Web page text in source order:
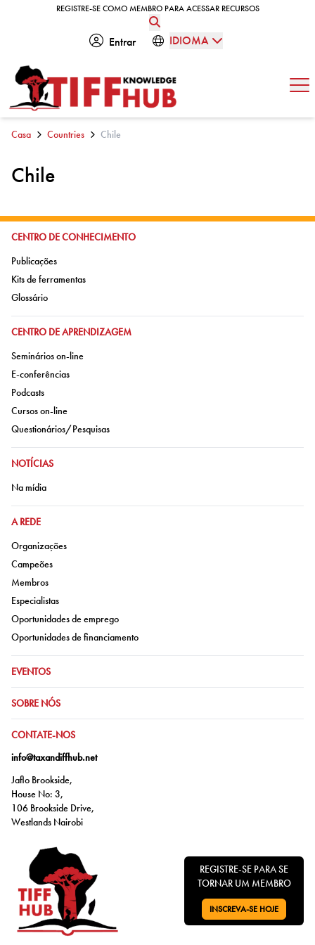
Skip to contentREGISTRE-SE COMO MEMBRO PARA ACESSAR RECURSOS
REGISTRE-SE COMO MEMBRO PARA ACESSAR RECURSOS
Entrar IDIOMA
Casa Countries Chile
Chile
IR PARA:
CENTRO DE CONHECIMENTO
Ir para:
Publicações
Ir para:
Kits de ferramentas
Ir para:
Glossário
IR PARA:
CENTRO DE APRENDIZAGEM
Ir para:
Seminários on-line
Ir para:
E-conferências
Ir para:
Podcasts
Ir para:
Cursos on-line
Ir para:
Questionários/Pesquisas
IR PARA:
NOTÍCIAS
Ir para:
Na mídia
IR PARA:
A REDE
Ir para:
Organizações
Ir para:
Campeões
Ir para:
Membros
Ir para:
Especialistas
Ir para:
Oportunidades de emprego
Ir para:
Oportunidades de financiamento
IR PARA:
EVENTOS
IR PARA:
SOBRE NÓS
IR PARA:
CONTATE-NOS
info@taxandiffhub.net
Jaflo Brookside,
House No: 3,
106 Brookside Drive,
Westlands Nairobi
REGISTRE-SE PARA SE
TORNAR UM MEMBRO
VÁ PARA:
INSCREVA-SE HOJE